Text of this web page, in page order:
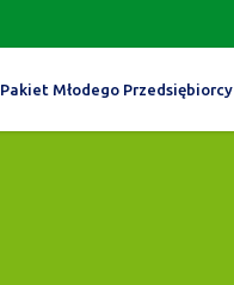
Pakiet Młodego Przedsiębiorcy